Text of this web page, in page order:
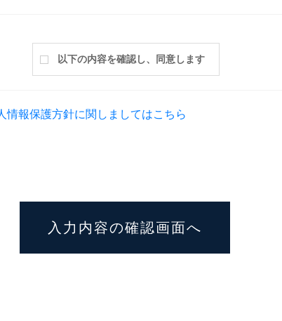
以下の内容を確認し、同意します
情報保護方針に関しましてはこちら